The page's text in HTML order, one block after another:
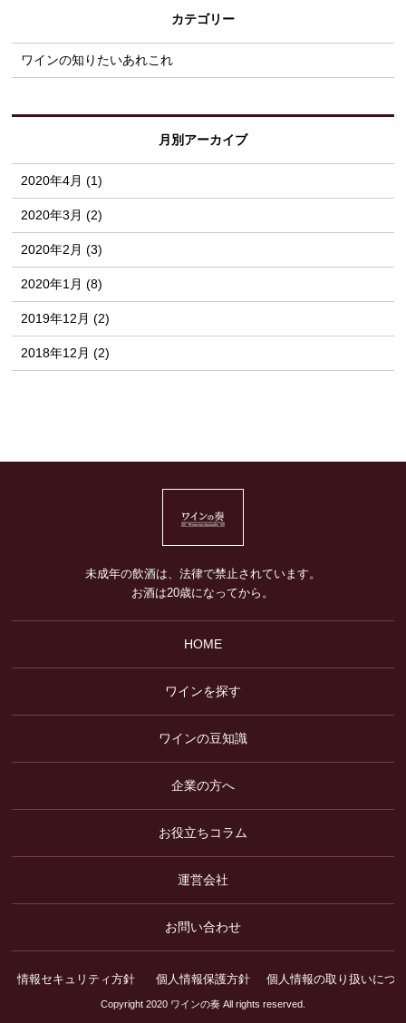
カテゴリー
ワインの知りたいあれこれ
月別アーカイブ
2020年4月 (1)
2020年3月 (2)
2020年2月 (3)
2020年1月 (8)
2019年12月 (2)
2018年12月 (2)
未成年の飲酒は、法律で禁止されています。
お酒は20歳になってから。
HOME
ワインを探す
ワインの豆知識
企業の方へ
お役立ちコラム
運営会社
お問い合わせ
情報セキュリティ方針 個人情報保護方針 個人情報の取り扱いにつ
Copyright 2020 ワインの奏 All rights reserved.